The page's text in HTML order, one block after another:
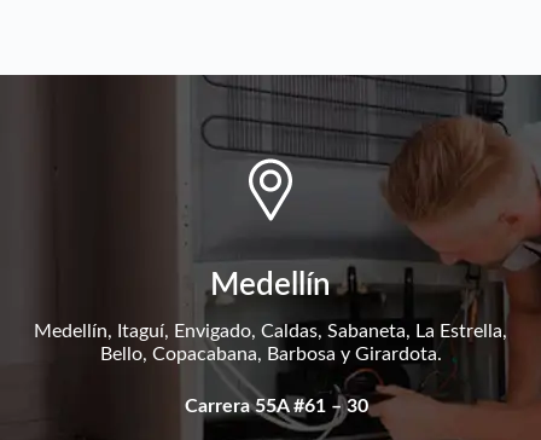
Medellín
Medellín, Itaguí, Envigado, Caldas, Sabaneta, La Estrella,
Bello, Copacabana, Barbosa y Girardota.
Carrera 55A #61 – 30